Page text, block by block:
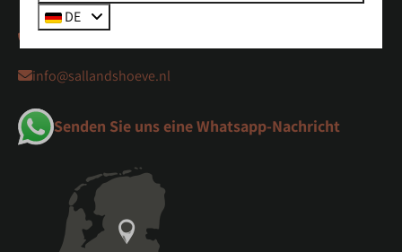
info@sallandshoeve.nl
Senden Sie uns eine Whatsapp-Nachricht
DE